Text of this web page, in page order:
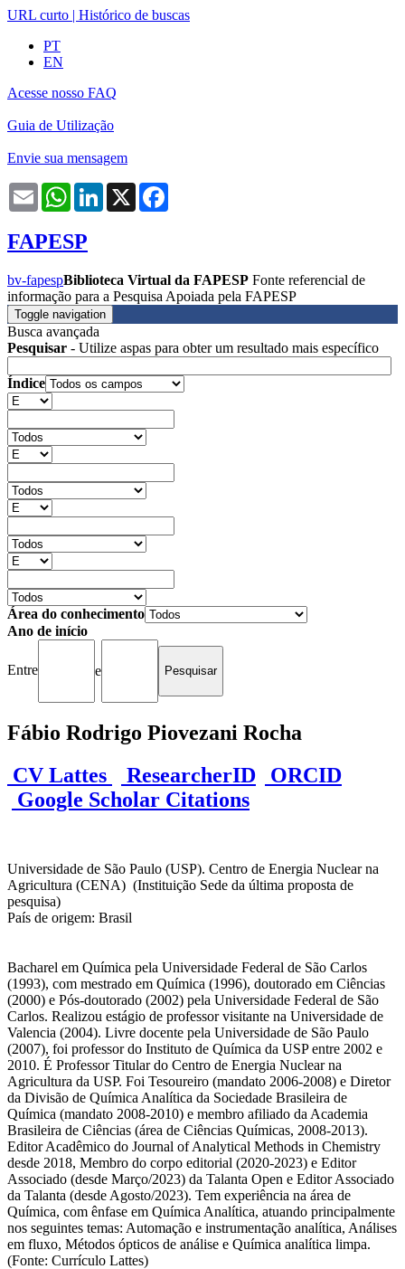
URL curto | Histórico de buscas
PT
EN
Acesse nosso FAQ
Guia de Utilização
Envie sua mensagem
Email WhatsAppLinkedIn
X
FAPESP
bv-fapespBiblioteca Virtual da FAPESP Fonte referencial de
informação para a Pesquisa Apoiada pela FAPESP
Toggle navigation
Busca avançada
Pesquisar - Utilize aspas para obter um resultado mais específico
Índice
Área do conhecimento
Ano de início
Entre e
Fábio Rodrigo Piovezani Rocha
CV Lattes
ResearcherID
ORCID
Google Scholar Citations
Universidade de São Paulo (USP). Centro de Energia Nuclear na
Agricultura (CENA) (Instituição Sede da última proposta de
pesquisa)
País de origem: Brasil
Bacharel em Química pela Universidade Federal de São Carlos
(1993), com mestrado em Química (1996), doutorado em Ciências
(2000) e Pós-doutorado (2002) pela Universidade Federal de São
Carlos. Realizou estágio de professor visitante na Universidade de
Valencia (2004). Livre docente pela Universidade de São Paulo
(2007), foi professor do Instituto de Química da USP entre 2002 e
2010. É Professor Titular do Centro de Energia Nuclear na
Agricultura da USP. Foi Tesoureiro (mandato 2006-2008) e Diretor
da Divisão de Química Analítica da Sociedade Brasileira de
Química (mandato 2008-2010) e membro afiliado da Academia
Brasileira de Ciências (área de Ciências Químicas, 2008-2013).
Editor Acadêmico do Journal of Analytical Methods in Chemistry
desde 2018, Membro do corpo editorial (2020-2023) e Editor
Associado (desde Março/2023) da Talanta Open e Editor Associado
da Talanta (desde Agosto/2023). Tem experiência na área de
Química, com ênfase em Química Analítica, atuando principalmente
nos seguintes temas: Automação e instrumentação analítica, Análises
em fluxo, Métodos ópticos de análise e Química analítica limpa.
(Fonte: Currículo Lattes)